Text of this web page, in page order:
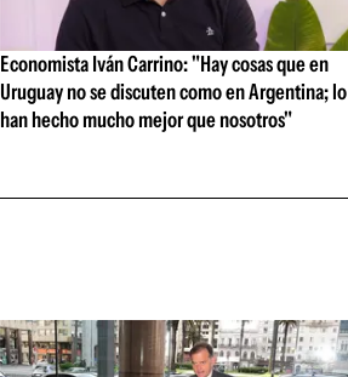
Economista Iván Carrino: "Hay cosas que en
Uruguay no se discuten como en Argentina; lo
han hecho mucho mejor que nosotros"